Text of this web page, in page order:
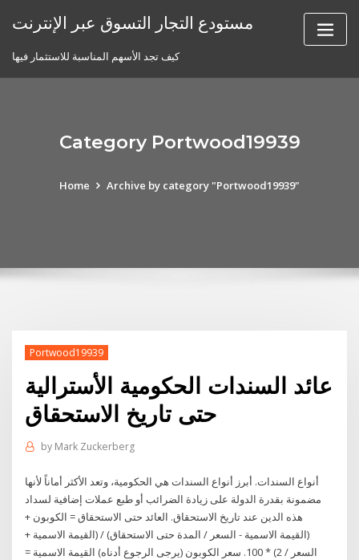
مستودع التجار التسوق عبر الإنترنت
كيف تجد الأسهم المناسبة للاستثمار فيها
Category Portwood19939
Home Archive by category "Portwood19939"
Portwood19939
عائد السندات الحكومية الأسترالية
حتى تاريخ الاستحقاق
by Mark Zuckerberg
أنواع السندات. أبرز أنواع السندات هي الحكومية، وتعد الأكثر أماناً لأنها
مضمونة بقدرة الدولة على زيادة الضرائب أو طبع عملات إضافية لسداد
هذه الدين عند تاريخ الاستحقاق. العائد حتى الاستحقاق = الكوبون +
(القيمة الاسمية - السعر / المدة حتى الاستحقاق) / (القيمة الاسمية +
السعر / 2) * 100. سعر الكوبون (يرجى الرجوع أدناه) القيمة الاسمية =